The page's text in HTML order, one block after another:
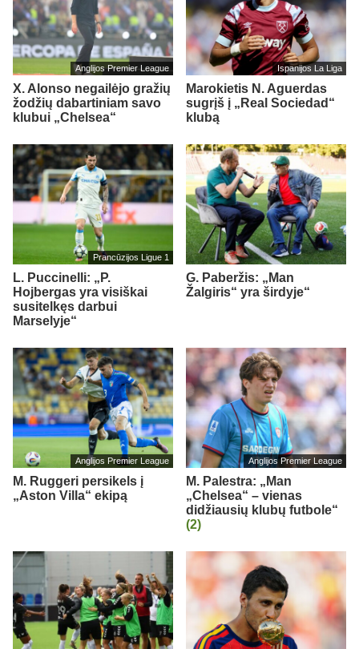
Anglijos Premier League
X. Alonso negailėjo gražių
žodžių dabartiniam savo
klubui „Chelsea“
Ispanijos La Liga
Marokietis N. Aguerdas
sugrįš į „Real Sociedad“
klubą
Prancūzijos Ligue 1
L. Puccinelli: „P.
Hojbergas yra visiškai
susitelkęs darbui
Marselyje“
G. Paberžis: „Man
Žalgiris“ yra širdyje“
Anglijos Premier League
M. Ruggeri persikels į
„Aston Villa“ ekipą
Anglijos Premier League
M. Palestra: „Man
„Chelsea“ – vienas
didžiausių klubų futbole“
(2)